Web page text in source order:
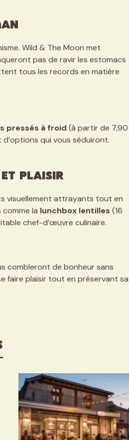
Wild & The Moon met
pas de ravir les estomacs
tous les records en matière
pressés à froid (à partir de 7,90
qui vous séduiront.
et plaisir
visuellement attrayants tout en
la lunchbox lentilles (16
chef-d’œuvre culinaire.
combleront de bonheur sans
faire plaisir tout en préservant sa